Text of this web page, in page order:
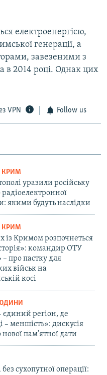
електроенергією,
генерації, а
завезеними з
в 2014 році. Однак цих
VPN Follow us
КРИМ
уразили російську
якими будуть наслідки
КРИМ
із Кримом розпочнеться
командир ОТУ
– про пастку для
військ на
косі
регіон, де
– меншість»: дискусія
пам'ятної дати
сухопутної операції: